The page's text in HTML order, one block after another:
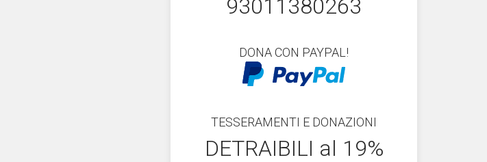
93011380263
DONA CON PAYPAL!
TESSERAMENTI E DONAZIONI
DETRAIBILI al 19%